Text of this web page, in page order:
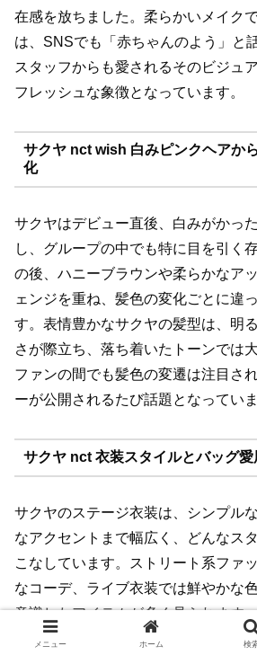
在感を放ちました。柔らかいメイク
は、SNSでも「赤ちゃんのよう」と
スタッフからも愛されるそのビジュ
フレッシュな象徴となっています。
サクヤ nct wish 白みピンクヘアか
化
サクヤはデビュー直後、白みがかっ
し、グループの中でも特に目を引く
の後、ハニーブラウンや柔らかなア
ェンジを重ね、髪色の変化ごとに違
す。表情豊かなサクヤの髪型は、明
さが際立ち、落ち着いたトーンでは
ファンの間でも髪色の変遷は注目さ
ーが公開されるたび話題となっていま
サクヤ nct 衣装スタイルとバッグ愛
サクヤのステージ衣装は、シンプル
なアクセントまで幅広く、どんなス
こなしています。ストリート系ファ
なコーデ、ライブ衣装では鮮やかな
意識したアイテムが多く見られます
小さめのバッグやキャラクターグッ
メニュー ホーム 検